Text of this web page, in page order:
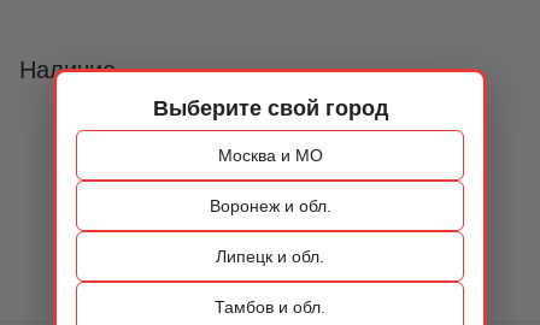
Выберите свой город
Москва и МО
Воронеж и обл.
Липецк и обл.
Тамбов и обл.
Наличие